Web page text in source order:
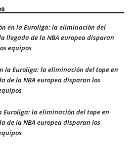
en la Euroliga: la eliminación del
llegada de la NBA europea disparan
equipos
la Euroliga: la eliminación del tope en
de la NBA europea disparan los
Euroliga: la eliminación del tope en
de la NBA europea disparan los